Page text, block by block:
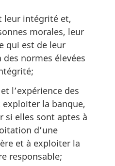
leur intégrité et,
morales, leur
qui est de leur
normes élevées
l’expérience des
la banque,
si elles sont aptes à
d’une
et à exploiter la
responsable;